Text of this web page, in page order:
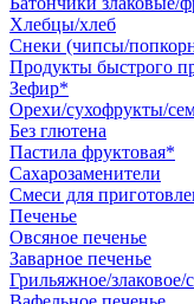
Хлебцы/хлеб
Снеки (чипсы/
Продукты быстрого
Зефир*
Орехи/сухофрукты/
Без глютена
Пастила фруктовая*
Сахарозаменители
Смеси для
Печенье
Овсяное печенье
Заварное печенье
Грильяжное/злаковое/